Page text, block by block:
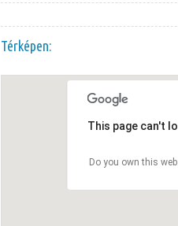
Térképen:
This page can't
Do you own this